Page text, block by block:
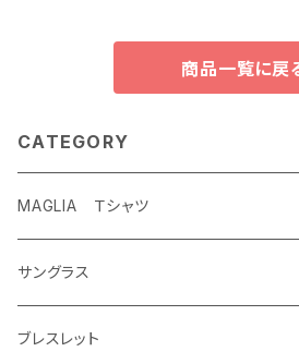
商品一覧に戻
CATEGORY
MAGLIA Ｔシャツ
ETERNAL
サングラス
ブレスレット